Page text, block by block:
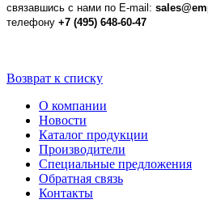
связавшись с нами по E-mail:
телефону +7 (495) 648-60-47
Возврат к списку
О компании
Новости
Каталог продукции
Производители
Специальные предложения
Обратная связь
Контакты